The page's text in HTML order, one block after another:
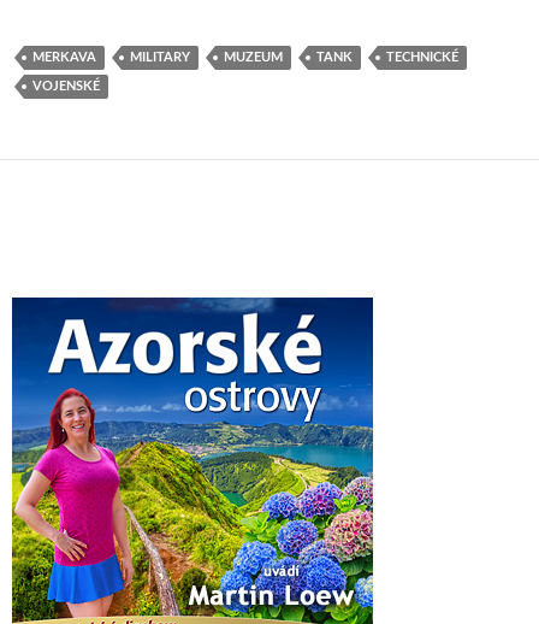
MERKAVA MILITARY MUZEUM TANK TECHNICKÉ
VOJENSKÉ